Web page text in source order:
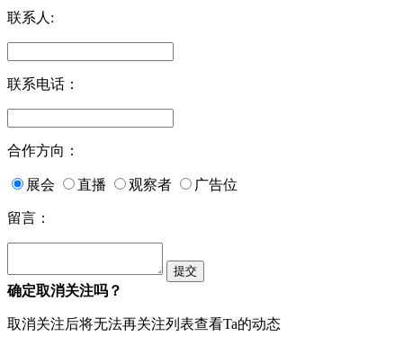
联系人:
联系电话：
合作方向：
展会 直播 观察者 广告位
留言：
确定取消关注吗？
取消关注后将无法再关注列表查看Ta的动态